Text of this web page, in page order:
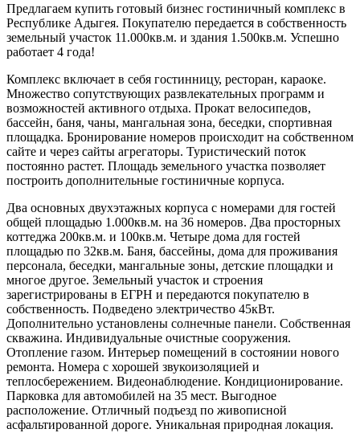
Предлагаем купить готовый бизнес гостиничный комплекс в
Республике Адыгея. Покупателю передается в собственность
земельный участок 11.000кв.м. и здания 1.500кв.м. Успешно
работает 4 года!
Комплекс включает в себя гостинницу, ресторан, караоке.
Множество сопутствующих развлекательных программ и
возможностей активного отдыха. Прокат велосипедов,
бассейн, баня, чаны, мангальная зона, беседки, спортивная
площадка. Бронирование номеров происходит на собственном
сайте и через сайты агрегаторы. Туристический поток
постоянно растет. Площадь земельного участка позволяет
построить дополнительные гостиничные корпуса.
Два основных двухэтажных корпуса с номерами для гостей
общей площадью 1.000кв.м. на 36 номеров. Два просторных
коттеджа 200кв.м. и 100кв.м. Четыре дома для гостей
площадью по 32кв.м. Баня, бассейны, дома для проживания
персонала, беседки, мангальные зоны, детские площадки и
многое другое. Земельный участок и строения
зарегистрированы в ЕГРН и передаются покупателю в
собственность. Подведено электричество 45кВт.
Дополнительно установлены солнечные панели. Собственная
скважина. Индивидуальные очистные сооружения.
Отопление газом. Интерьер помещений в состоянии нового
ремонта. Номера с хорошей звукоизоляцией и
теплосбережением. Видеонаблюдение. Кондиционирование.
Парковка для автомобилей на 35 мест. Выгодное
расположение. Отличный подъезд по живописной
асфальтированной дороге. Уникальная природная локация.